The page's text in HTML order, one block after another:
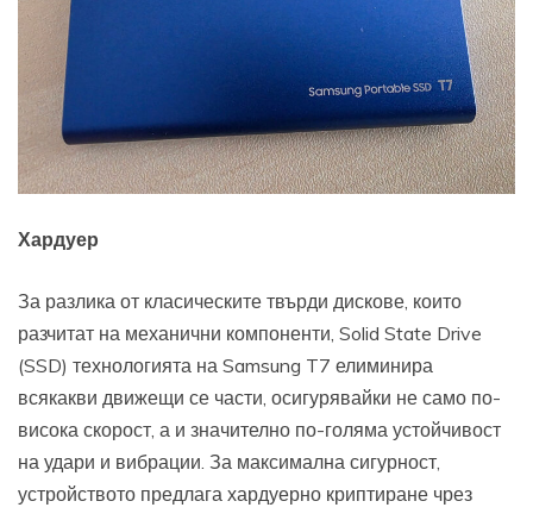
Хардуер
За разлика от класическите твърди дискове, които
разчитат на механични компоненти, Solid State Drive
(SSD) технологията на Samsung T7 елиминира
всякакви движещи се части, осигурявайки не само по-
висока скорост, а и значително по-голяма устойчивост
на удари и вибрации. За максимална сигурност,
устройството предлага хардуерно криптиране чрез